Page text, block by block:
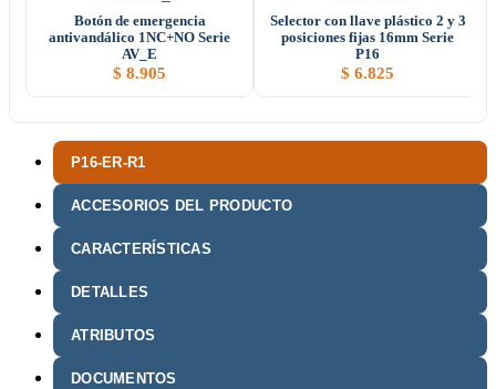
P16-ER-R1
ACCESORIOS DEL PRODUCTO
CARACTERÍSTICAS
DETALLES
ATRIBUTOS
DOCUMENTOS
Botón de emergencia
antivandálico 1NC+NO Serie
AV_E
$ 8.905
Selector con llave plástico 2 y 3
posiciones fijas 16mm Serie
P16
$ 6.825